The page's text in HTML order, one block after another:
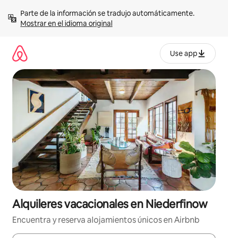
contenidoMostrar en el idioma original
Use app
Alquileres vacacionales en Niederfinow
Encuentra y reserva alojamientos únicos en Airbnb